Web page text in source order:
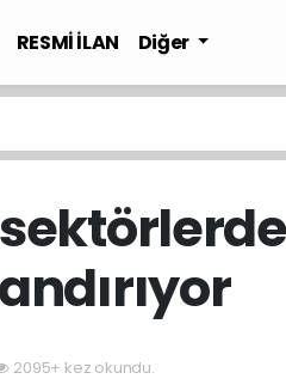
RESMİ İLAN Diğer
2095+ kez okundu.